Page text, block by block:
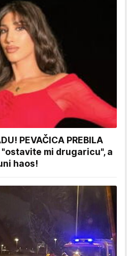
PEVAČICA PREBILA
"ostavite mi drugaricu", a
haos!